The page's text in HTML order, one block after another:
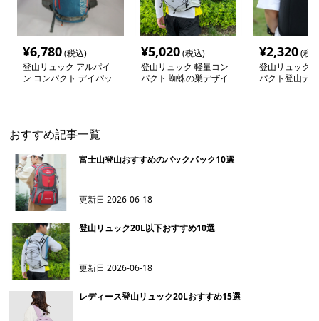
¥6,780(税込)
登山リュック アルパイ
ン コンパクト デイパッ
¥5,020(税込)
登山リュック 軽量コン
パクト 蜘蛛の巣デザイ
¥2,320(税
登山リュック
パクト登山デ
おすすめ記事一覧
富士山登山おすすめのバックパック10選
更新日2026-06-18
登山リュック20L以下おすすめ10選
更新日2026-06-18
レディース登山リュック20Lおすすめ15選